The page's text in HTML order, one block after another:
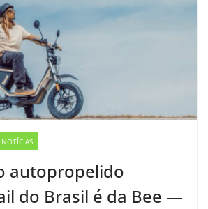
NOTÍCIAS
autopropelido
do Brasil é da Bee —